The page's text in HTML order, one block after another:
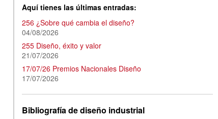
Aquí tienes las últimas entradas:
256 ¿Sobre qué cambia el diseño?
04/08/2026
255 Diseño, éxito y valor
21/07/2026
17/07/26 Premios Nacionales Diseño
17/07/2026
Bibliografía de diseño industrial